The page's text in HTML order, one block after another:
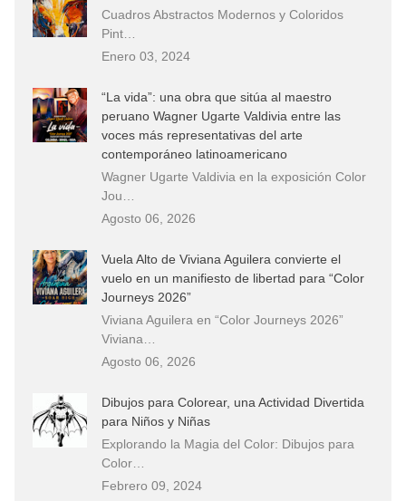
Cuadros Abstractos Modernos y Coloridos
Pint…
Enero 03, 2024
“La vida”: una obra que sitúa al maestro
peruano Wagner Ugarte Valdivia entre las
voces más representativas del arte
contemporáneo latinoamericano
Wagner Ugarte Valdivia en la exposición Color
Jou…
Agosto 06, 2026
Vuela Alto de Viviana Aguilera convierte el
vuelo en un manifiesto de libertad para “Color
Journeys 2026”
Viviana Aguilera en “Color Journeys 2026”
Viviana…
Agosto 06, 2026
Dibujos para Colorear, una Actividad Divertida
para Niños y Niñas
Explorando la Magia del Color: Dibujos para
Color…
Febrero 09, 2024